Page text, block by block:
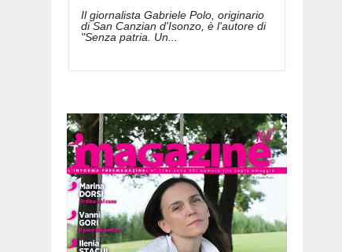
Il giornalista Gabriele Polo, originario
di San Canzian d'Isonzo, è l'autore di
"Senza patria. Un...